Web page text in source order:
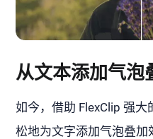
从文本添加气泡
如今，借助 FlexClip 强
松地为文字添加气泡叠加